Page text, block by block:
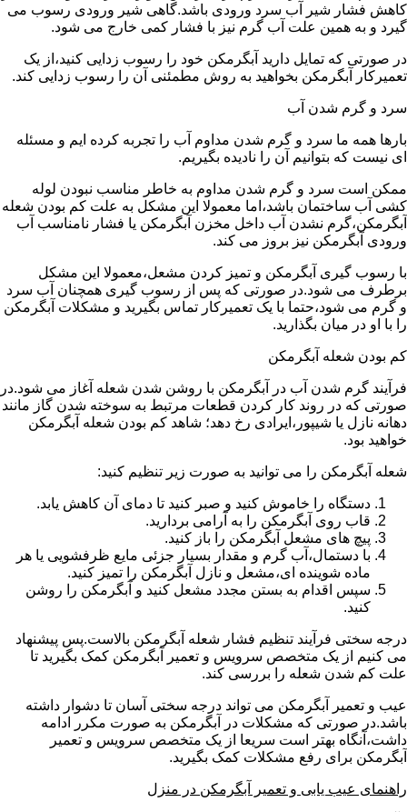
کاهش فشار شیر آب سرد ورودی باشد.گاهی شیر ورودی رسوب می
گیرد و به همین علت آب گرم نیز با فشار کمی خارج می شود.
در صورتی که تمایل دارید آبگرمکن خود را رسوب زدایی کنید،از یک
تعمیرکار آبگرمکن بخواهید به روش مطمئنی آن را رسوب زدایی کند.
سرد و گرم شدن آب
بارها همه ما سرد و گرم شدن مداوم آب را تجربه کرده ایم و مسئله
ای نیست که بتوانیم آن را نادیده بگیریم.
ممکن است سرد و گرم شدن مداوم به خاطر مناسب نبودن لوله
کشی آب ساختمان باشد،اما معمولا این مشکل به علت کم بودن شعله
آبگرمکن،گرم نشدن آب داخل مخزن آبگرمکن یا فشار نامناسب آب
ورودی آبگرمکن نیز بروز می کند.
با رسوب گیری آبگرمکن و تمیز کردن مشعل،معمولا این مشکل
برطرف می شود.در صورتی که پس از رسوب گیری همچنان آب سرد
و گرم می شود،حتما با یک تعمیرکار تماس بگیرید و مشکلات آبگرمکن
را با او در میان بگذارید.
کم بودن شعله آبگرمکن
فرآیند گرم شدن آب در آبگرمکن با روشن شدن شعله آغاز می شود.در
صورتی که در روند کار کردن قطعات مرتبط به سوخته شدن گاز مانند
دهانه نازل یا شیپور،ایرادی رخ دهد؛ شاهد کم بودن شعله آبگرمکن
خواهید بود.
شعله آبگرمکن را می توانید به صورت زیر تنظیم کنید:
دستگاه را خاموش کنید و صبر کنید تا دمای آن کاهش یابد.
قاب روی آبگرمکن را به آرامی بردارید.
پیچ های مشعل آبگرمکن را باز کنید.
با دستمال،آب گرم و مقدار بسیار جزئی مایع ظرفشویی یا هر
ماده شوینده ای،مشعل و نازل آبگرمکن را تمیز کنید.
سپس اقدام به بستن مجدد مشعل کنید و آبگرمکن را روشن
کنید.
درجه سختی فرآیند تنظیم فشار شعله آبگرمکن بالاست.پس پیشنهاد
می کنیم از یک متخصص سرویس و تعمیر آبگرمکن کمک بگیرید تا
علت کم شدن شعله را بررسی کند.
عیب و تعمیر آبگرمکن می تواند درجه سختی آسان تا دشوار داشته
باشد.در صورتی که مشکلات در آبگرمکن به صورت مکرر ادامه
داشت،آنگاه بهتر است سریعا از یک متخصص سرویس و تعمیر
آبگرمکن برای رفع مشکلات کمک بگیرید.
راهنمای عیب یابی و تعمیر آبگرمکن در منزل